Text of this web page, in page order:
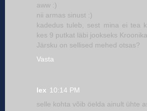
aww :)
nii armas sinust :)
kadedus tuleb, sest mina ei tea
kes 9 putkat läbi jookseks
Järsku on sellised mehed otsas?
Vasta
lex 10:14 PM
selle kohta võib öelda ainult ühte